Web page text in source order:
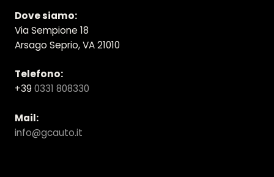
Dove siamo:
Via Sempione 18
Arsago Seprio, VA 21010
Telefono:
+39 0331 808330
Mail:
info@gcauto.it